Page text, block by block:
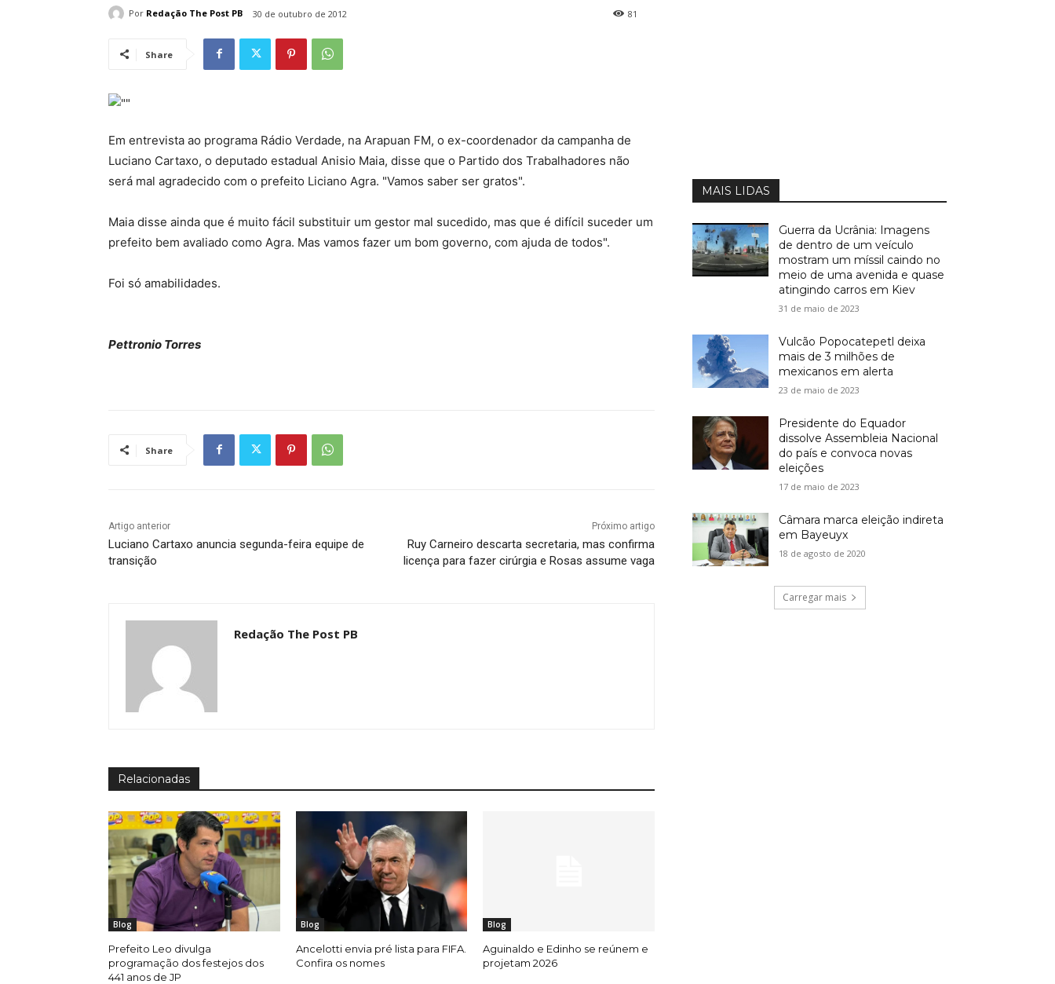
Por Redação The Post PB 30 de outubro de 2012 81
Share
Em entrevista ao programa Rádio Verdade, na Arapuan FM, o ex-coordenador da campanha de
Luciano Cartaxo, o deputado estadual Anisio Maia, disse que o Partido dos Trabalhadores não
será mal agradecido com o prefeito Liciano Agra. "Vamos saber ser gratos".
Maia disse ainda que é muito fácil substituir um gestor mal sucedido, mas que é difícil suceder um
prefeito bem avaliado como Agra. Mas vamos fazer um bom governo, com ajuda de todos".
Foi só amabilidades.
Pettronio Torres
Share
Artigo anterior
Luciano Cartaxo anuncia segunda-feira equipe de
transição
Próximo artigo
Ruy Carneiro descarta secretaria, mas confirma
licença para fazer cirúrgia e Rosas assume vaga
Redação The Post PB
Relacionadas
Blog
Prefeito Leo divulga
programação dos festejos dos
441 anos de JP
Blog
Ancelotti envia pré lista para FIFA.
Confira os nomes
Blog
Aguinaldo e Edinho se reúnem e
projetam 2026
MAIS LIDAS
Guerra da Ucrânia: Imagens
de dentro de um veículo
mostram um míssil caindo no
meio de uma avenida e quase
atingindo carros em Kiev
31 de maio de 2023
Vulcão Popocatepetl deixa
mais de 3 milhões de
mexicanos em alerta
23 de maio de 2023
Presidente do Equador
dissolve Assembleia Nacional
do país e convoca novas
eleições
17 de maio de 2023
Câmara marca eleição indireta
em Bayeuyx
18 de agosto de 2020
Carregar mais